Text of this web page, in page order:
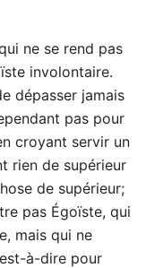
ne se rend pas
involontaire.
dépasser jamais
pas pour
croyant servir un
rien de supérieur
de supérieur;
pas Égoïste, qui
mais qui ne
à-dire pour